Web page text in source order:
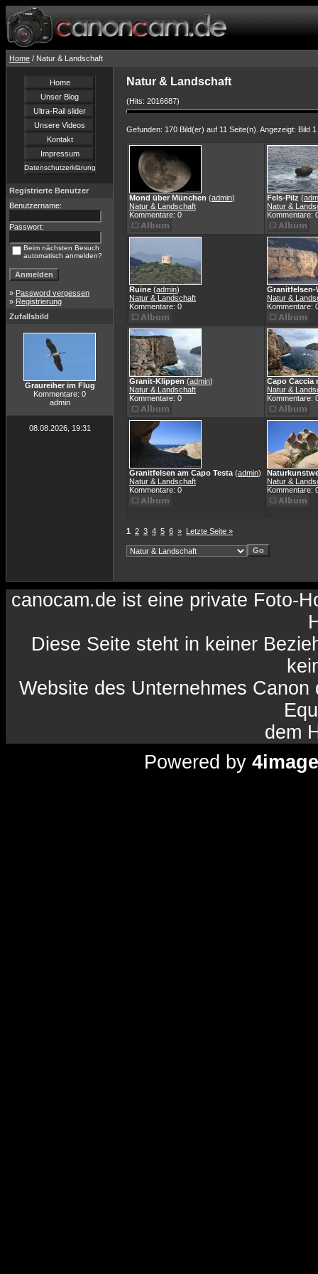
Home / Natur & Landschaft
Home
Unser Blog
Ultra-Rail slider
Unsere Videos
Kontakt
Impressum
Datenschutzerklärung
Registrierte Benutzer
Benutzername:
Passwort:
Beim nächsten Besuch
automatisch anmelden?
» Password vergessen
» Registrierung
Zufallsbild
Graureiher im Flug
Kommentare: 0
admin
08.08.2026, 19:31
Natur & Landschaft
(Hits: 2016687)
Gefunden: 170 Bild(er) auf 11 Seite(n). Angezeigt: Bild
Mond über München (admin)
Natur & Landschaft
Kommentare: 0
Fels-Pilz (
Natur &
Kommentare:
Ruine (admin)
Natur & Landschaft
Kommentare: 0
Granitfelsen-
Natur &
Kommentare:
Granit-Klippen (admin)
Natur & Landschaft
Kommentare: 0
Capo Caccia
Natur &
Kommentare:
Granitfelsen am Capo Testa (admin)
Natur & Landschaft
Kommentare: 0
Natur &
Kommentare:
1 2 3 4 5 6 » Letzte Seite »
canocam.de ist eine private Foto-
Diese Seite steht in keiner
Website des Unternehmes
dem
Powered by